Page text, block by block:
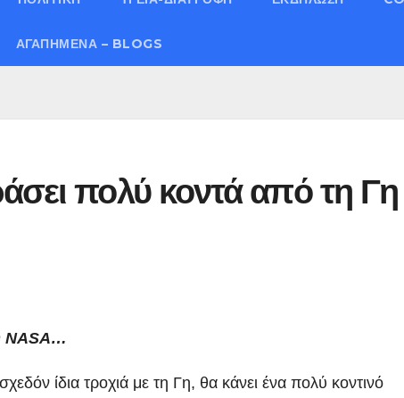
ΑΓΑΠΗΜΈΝΑ – BLOGS
πολύ κοντά από τη Γη
NASA…
ίδια τροχιά με τη Γη, θα κάνει ένα πολύ κοντινό